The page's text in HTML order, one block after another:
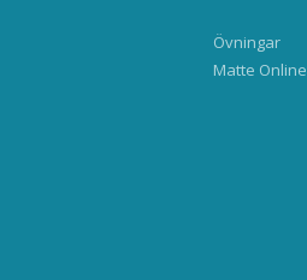
Övningar
Matte Online